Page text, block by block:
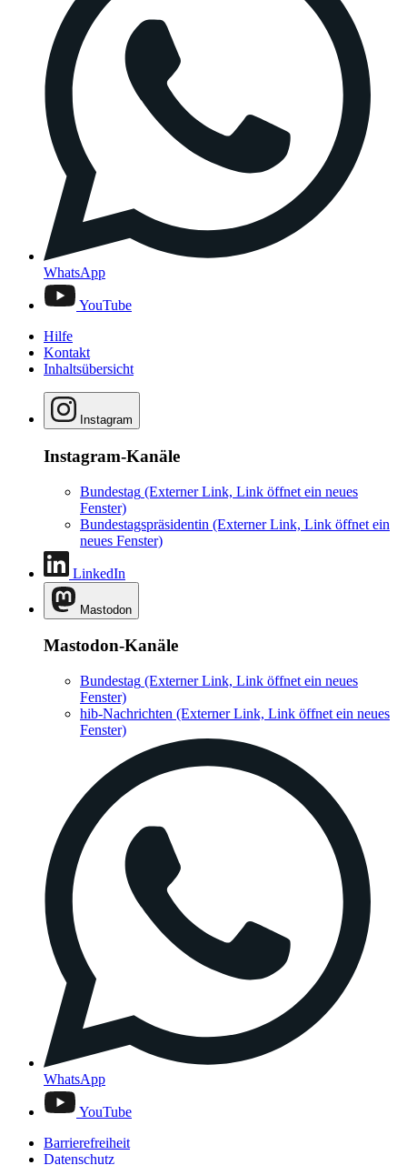
WhatsApp
YouTube
Hilfe
Kontakt
Inhaltsübersicht
Instagram
Instagram-Kanäle
Bundestag (Externer Link, Link öffnet ein neues
Fenster)
Bundestagspräsidentin (Externer Link, Link öffnet ein
neues Fenster)
LinkedIn
Mastodon
Mastodon-Kanäle
Bundestag (Externer Link, Link öffnet ein neues
Fenster)
hib-Nachrichten (Externer Link, Link öffnet ein neues
Fenster)
WhatsApp
YouTube
Barrierefreiheit
Datenschutz